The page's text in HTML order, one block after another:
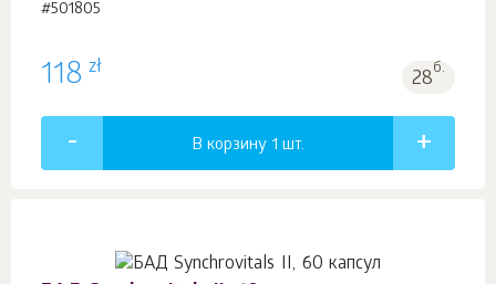
#501805
118 zł 28б.
В корзину 1 шт.